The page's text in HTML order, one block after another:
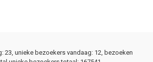
23, unieke bezoekers vandaag: 12, bezoeken